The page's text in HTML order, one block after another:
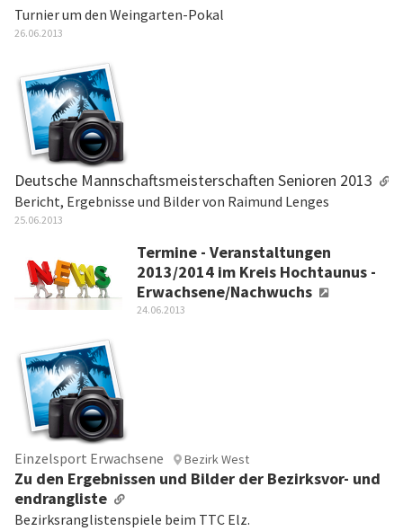
Turnier um den Weingarten-Pokal
26.06.2013
Deutsche Mannschaftsmeisterschaften Senioren 2013
Bericht, Ergebnisse und Bilder von Raimund Lenges
25.06.2013
Termine - Veranstaltungen
2013/2014 im Kreis Hochtaunus -
Erwachsene/Nachwuchs
24.06.2013
Einzelsport Erwachsene Bezirk West
Zu den Ergebnissen und Bilder der Bezirksvor- und
endrangliste
Bezirksranglistenspiele beim TTC Elz.